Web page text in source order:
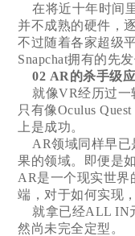
在将近十年时间
并不成熟的硬件，
不过随着各家超级
Snapchat拥有的先
02 AR的杀手级
就像VR经历过一
只有像Oculus
上是成功。
AR领域同样早已
果的领域。即便是
AR是一个现实世界
端，对于如何实现
就拿已经ALL IN
然尚未完全定型。